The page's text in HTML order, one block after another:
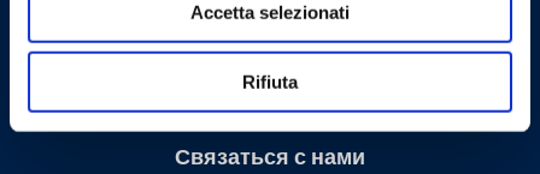
Accetta selezionati
Rifiuta
Cookie Policy Privacy Policy
Связаться с нами